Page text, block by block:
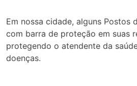
Em nossa cidade, alguns Postos
com barra de proteção em suas
protegendo o atendente da
doenças.